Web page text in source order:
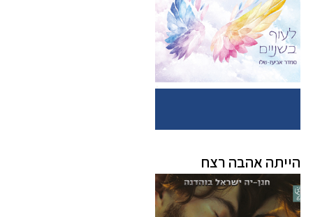
הייתה אהבה רצח